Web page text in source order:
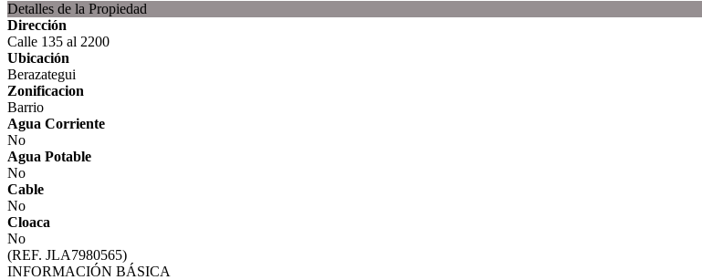
Detalles de la Propiedad
Dirección
Calle 135 al 2200
Ubicación
Berazategui
Zonificacion
Barrio
Agua Corriente
No
Agua Potable
No
Cable
No
Cloaca
No
(REF. JLA7980565)
INFORMACIÓN BÁSICA